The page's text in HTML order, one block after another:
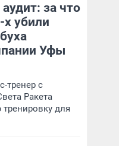
за что
х убили
Уфы
тренер с
Ракета
для